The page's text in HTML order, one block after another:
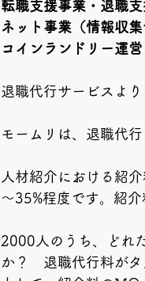
転職支援事業・退職
ネット事業（情報収
コインランドリー運営
退職代行サービスよ
モームリは、退職代
人材紹介における紹
～35%程度です。紹
2000人のうち、どれ
か？　退職代行料が